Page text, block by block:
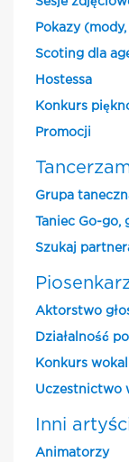
Pokazy
Scoting dla
Hostessa
Konkurs
Promocji
Grupa
Taniec Go-
Szukaj
Aktorstwo
Działalność
Konkurs
Uczestnictwo
Inni
Animatorzy